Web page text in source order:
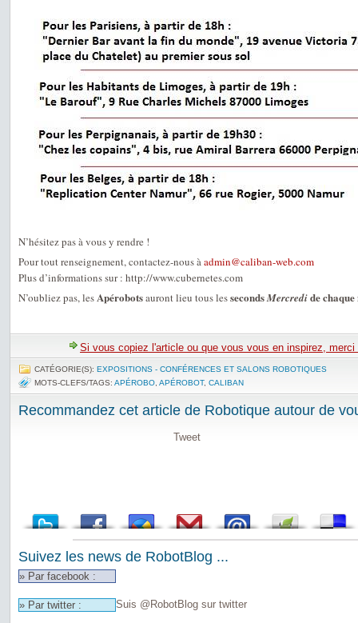
N’hésitez pas à vous y rendre !
Pour tout renseignement, contactez-nous àadmin@caliban-web.com
Plus d’informations sur : http://www.cubernetes.com
N’oubliez pas, lesApérobotsauront lieu tous lessecondsMercredide
Si vous copiez l'article ou que vous vous en inspirez,
CATÉGORIE(S): EXPOSITIONS - CONFÉRENCES ET SALONS ROBOTIQUES
MOTS-CLEFS/TAGS: APÉROBO APÉROBOT, CALIBAN
Recommandez cet article de Robotique autour de
Tweet
Suivez les news de RobotBlog ...
» Par facebook :
» Par twitter : Suis @RobotBlog sur twitter